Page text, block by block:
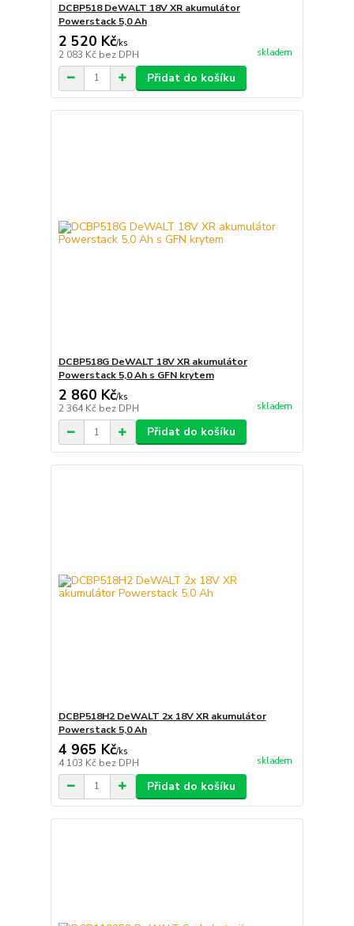
DCBP518 DeWALT 18V XR akumulátor
Powerstack 5,0 Ah
2 520 Kč/ks
2 083 Kč bez DPH skladem
Přidat do košíku
DCBP518G DeWALT 18V XR akumulátor
Powerstack 5,0 Ah s GFN krytem
2 860 Kč/ks
2 364 Kč bez DPH skladem
Přidat do košíku
DCBP518H2 DeWALT 2x 18V XR akumulátor
Powerstack 5,0 Ah
4 965 Kč/ks
4 103 Kč bez DPH skladem
Přidat do košíku